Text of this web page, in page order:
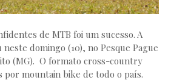
de MTB foi um sucesso. A
domingo (10), no Pesque Pague
(MG). O formato cross-country
por mountain bike de todo o país.